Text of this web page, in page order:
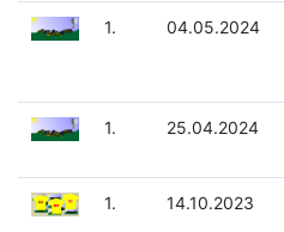
1. 04.05.2024
1. 25.04.2024
1. 14.10.2023